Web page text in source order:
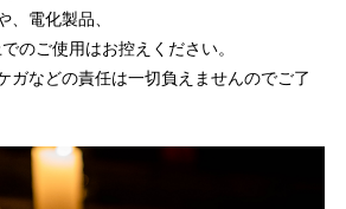
、電化製品、
のご使用はお控えください。
ガなどの責任は一切負えませんのでご了